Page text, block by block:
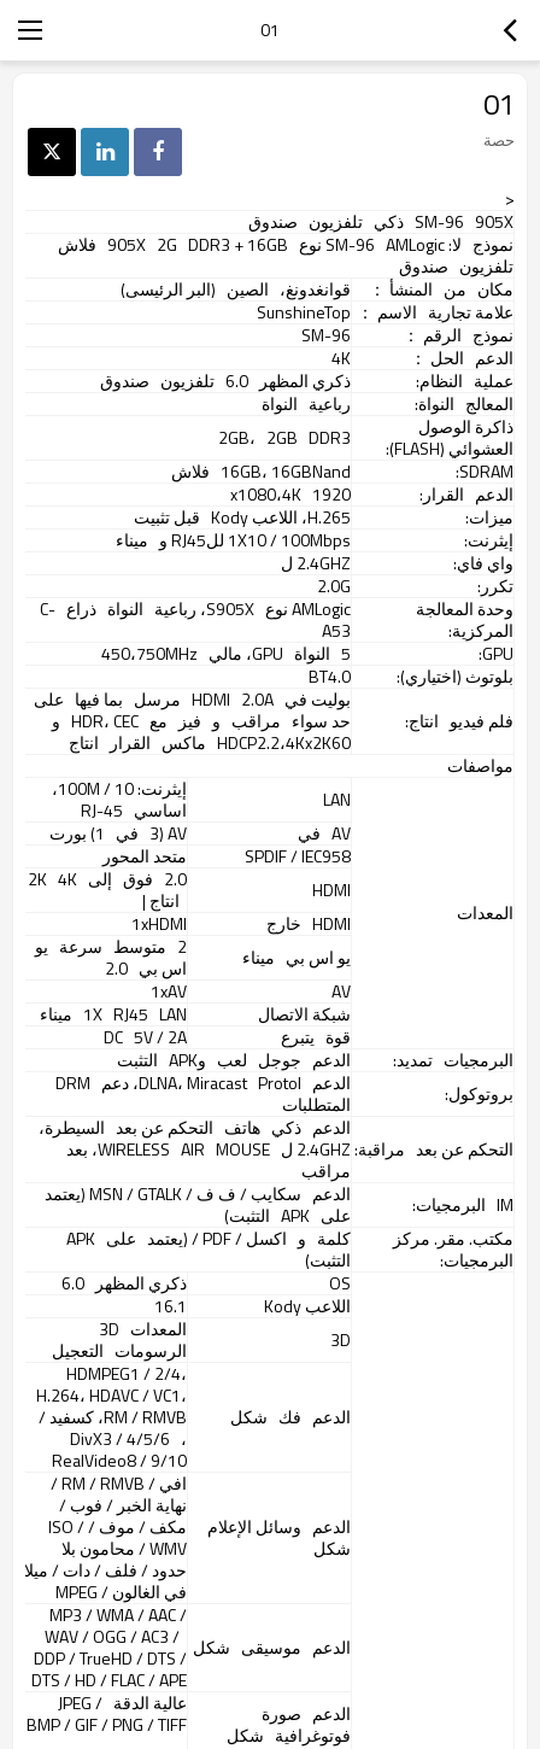
01
01
حصة
<
SM-96 905X ذكي تلفزيون صندوق
نموذج لا: SM-96AMLogic نوع 2G DDR3 + 16GB
فلاش
تلفزيون صندوق
مكان من المنشأ ： قوانغدونغ، الصين (البر الرئيسى)
علامة تجارية الاسم ：
SunshineTop
نموذج الرقم ：
SM-96
الدعم الحل ：
4K
عملية النظام: ذكري المظهر تلفزيون صندوق
المعالج النواة: رباعية النواة
ذاكرة الوصول
العشوائي (FLASH):
2GB، 2GB DDR3
SDRAM:
16GB، 16GBNand فلاش
الدعم القرار: 1920
ميزات:
H.265، اللاعب Kody
قبل تثبيت
إيثرنت:
1X10 / 100Mbps للRJ45 و
ميناء
واي فاي:
2.4GHZ ل
تكرر:
2.0G
وحدة المعالجة
المركزية:
AMLogic نوع النواة ذراع C-
A53
GPU:
5 النواة
بلوتوث (اختياري):
BT4.0
فلم فيديو انتاج:
بوليت في 2.0A مرسل بما فيها على
حد سواء مراقب و فيز مع
و
HDCP2.2،4Kx2K60 ماكس القرار
انتاج
مواصفات
المعدات
LAN
إيثرنت: 10 / 100M،
اساسي
AV في AV (3 في
SPDIF / IEC958
متحد المحور
HDMI
2.0 فوق إلى 4K
انتاج |
HDMI خارج
1xHDMI
يو اس بي ميناء 2 متوسط سرعة يو
اس بي
AV
1xAV
شبكة الاتصال
1X RJ45 LAN
ميناء
قوة يتبرع DC 5V / 2A
البرمجيات تمديد: الدعم جوجل لعب وAPK
التثبت
بروتوكول:
الدعم Protol، دعم
المتطلبات
التحكم عن بعد مراقبة:
الدعم ذكي هاتف التحكم عن بعد السيطرة،
2.4GHZ ل
AIR MOUSE، بعد
مراقب
IM البرمجيات: الدعم سكايب / ف ف / MSN / GTALK (يعتمد
على
التثبت)
مكتب. مقر. مركز
البرمجيات:
كلمة و اكسل / PDF / (يعتمد على
التثبت)
OS ذكري المظهر
اللاعب Kody
16.1
3D
المعدات
الرسومات التعجيل
الدعم فك شكل
HDMPEG1 / 2/4،
H.264، HDAVC / VC1،
RM / RMVB، كسفيد /
DivX3 / 4/5/6 ،
RealVideo8 / 9/10
الدعم وسائل الإعلام
شكل
افي / RM / RMVB /
نهاية الخبر / فوب /
مكف / موف / ISO /
WMV / محامون بلا
حدود / فلف / دات / ميلا
في الغالون / MPEG
الدعم موسيقى شكل
MP3 / WMA / AAC /
WAV / OGG / AC3 ​​/
DDP / TrueHD / DTS /
DTS / HD / FLAC / APE
الدعم صورة
فوتوغرافية شكل
عالية الدقة JPEG /
BMP / GIF / PNG / TIFF